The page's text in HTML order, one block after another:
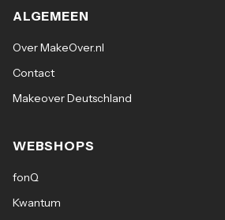
ALGEMEEN
Over MakeOver.nl
Contact
Makeover Deutschland
WEBSHOPS
fonQ
Kwantum